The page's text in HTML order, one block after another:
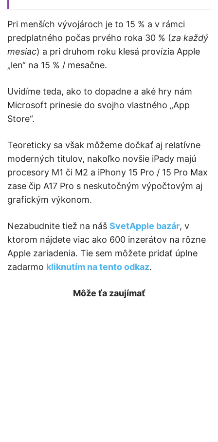
Pri menších vývojároch je to 15 % a v rámci
predplatného počas prvého roka 30 % (za každý
mesiac) a pri druhom roku klesá provízia Apple
„len“ na 15 % / mesačne.
Uvidíme teda, ako to dopadne a aké hry nám
Microsoft prinesie do svojho vlastného „App
Store“.
Teoreticky sa však môžeme dočkať aj relatívne
moderných titulov, nakoľko novšie iPady majú
procesory M1 či M2 a iPhony 15 Pro / 15 Pro Max
zase čip A17 Pro s neskutočným výpočtovým aj
grafickým výkonom.
Nezabudnite tiež na náš SvetApple bazár, v
ktorom nájdete viac ako 600 inzerátov na rôzne
Apple zariadenia. Tie sem môžete pridať úplne
zadarmo kliknutím na tento odkaz.
Môže ťa zaujímať